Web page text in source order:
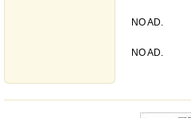
NO AD.
NO AD.